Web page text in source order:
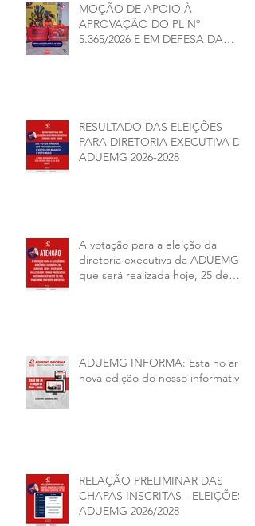
MOÇÃO DE APOIO À
APROVAÇÃO DO PL Nº
5.365/2026 E EM DEFESA DA
RESULTADO DAS ELEIÇÕES
PARA DIRETORIA EXECUTIVA DA
ADUEMG 2026-2028
A votação para a eleição da
diretoria executiva da ADUEMG
que será realizada hoje, 25 de
ADUEMG INFORMA: Esta no ar a
nova edição do nosso informativo
RELAÇÃO PRELIMINAR DAS
CHAPAS INSCRITAS - ELEIÇÕES
ADUEMG 2026/2028